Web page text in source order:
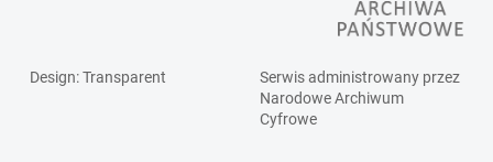
Design: Transparent
Serwis administrowany przez
Narodowe Archiwum
Cyfrowe